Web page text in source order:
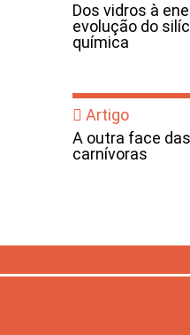
Dos vidros à
evolução do
química
Artigo
A outra face
carnívoras